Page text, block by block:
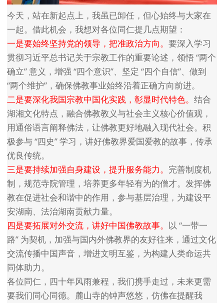
今天，站在新起点上，我虽已卸任，但心始终与大家在
一起。借此机会，我想对各位同仁提几点期望：
一是要始终坚持党的领导，把准政治方向。 要深入学习
贯彻习近平总书记关于宗教工作的重要论述，领悟 “两个
确立” 意义，增强 “四个意识”、坚定 “四个自信”、做到
“两个维护”，确保佛教事业始终沿着正确方向前进。
二是要深化我国宗教中国化实践，彰显时代特色。 结合
湖湘文化特点，融合佛教教义与社会主义核心价值观，
用通俗语言阐释佛法，让佛教更好地融入现代社会。积
极参与 “四史” 学习，讲好佛教界爱国爱教的故事，传承
优良传统。
三是要持续加强自身建设，提升服务能力。 完善制度机
制，规范寺院管理，培养更多年轻有为的僧才。发挥佛
教在促进社会和谐中的作用，参与基层治理，为建设平
安湖南、法治湖南贡献力量。
四是要拓展对外交流，讲好中国佛教故事。 以 “一带一
路” 为契机，加强与国内外佛教界的友好往来，通过文化
交流传播中国声音，增进文明互鉴，为构建人类命运共
同体助力。
各位同仁，四十年风雨兼程，我们携手走过，未来更需
要我们同心同德。麓山寺的钟声悠悠，仿佛在提醒我